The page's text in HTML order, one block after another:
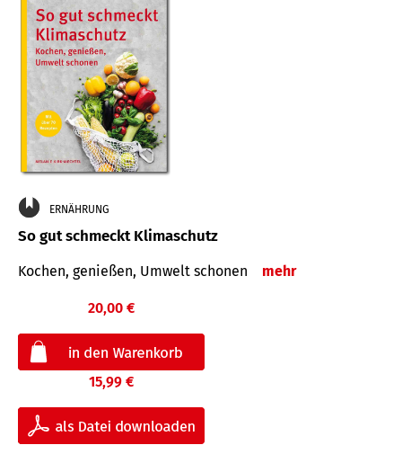
ERNÄHRUNG
So gut schmeckt Klimaschutz
Kochen, genießen, Umwelt schonen mehr
20,00 €
15,99 €